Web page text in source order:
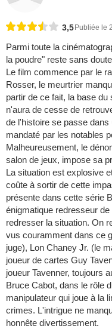
3,5 Publiée le
Parmi toute la
la poudre" reste sans
Le film commence par le
Rosser, le meurtrier
partir de ce fait, la base
n'aura de cesse de
de l'histoire se passe
mandaté par les notables
Malheureusement, le
salon de jeux, impose sa
La situation est explosive
coûte à sortir de cette
présente dans cette série
énigmatique redresseur
redresser la situation. On
vus couramment dans ce
juge), Lon Chaney Jr. (le
joueur de cartes Guy
joueur Tavenner, toujours
Bruce Cabot, dans le rôle
manipulateur qui joue à la
crimes. L'intrigue ne
honnête divertissement.